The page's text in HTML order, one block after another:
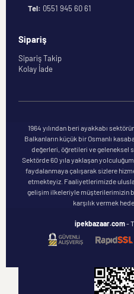
Tel: 0551 945 60 61
Sipariş
Sipariş Takip
Kolay İade
1964 yılından beri ayakkabı
Balkanların küçük bir Osmanlı
değerleri, öğretileri ve geleneksel
Sektörde 60 yıla yaklaşan
faydalanmaya çalışarak sizlere
etmekteyiz. Faaliyetlerimizde
gelişim ilkeleriyle müşterilerimizin
karşılık vermek
ipekbazaar.com-